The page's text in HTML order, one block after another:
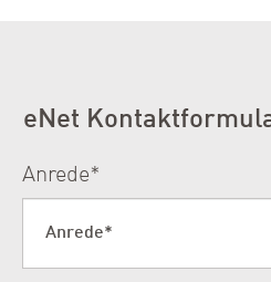
eNet
Anrede*